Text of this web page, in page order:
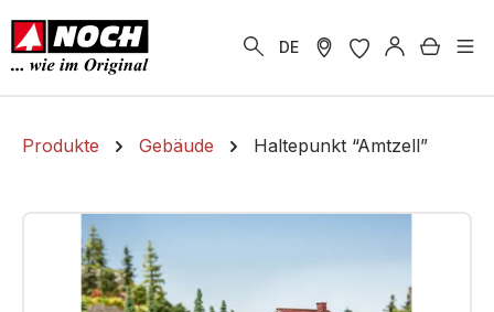
springen
DE
Produkte Gebäude Haltepunkt “Amtzell”
Bildergalerie überspringen